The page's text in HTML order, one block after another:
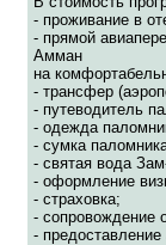
- проживание в
- прямой
Амман
на
- трансфер
- путеводитель
- одежда
- сумка
- святая вода
- оформление
- страховка;
- сопровождение
-